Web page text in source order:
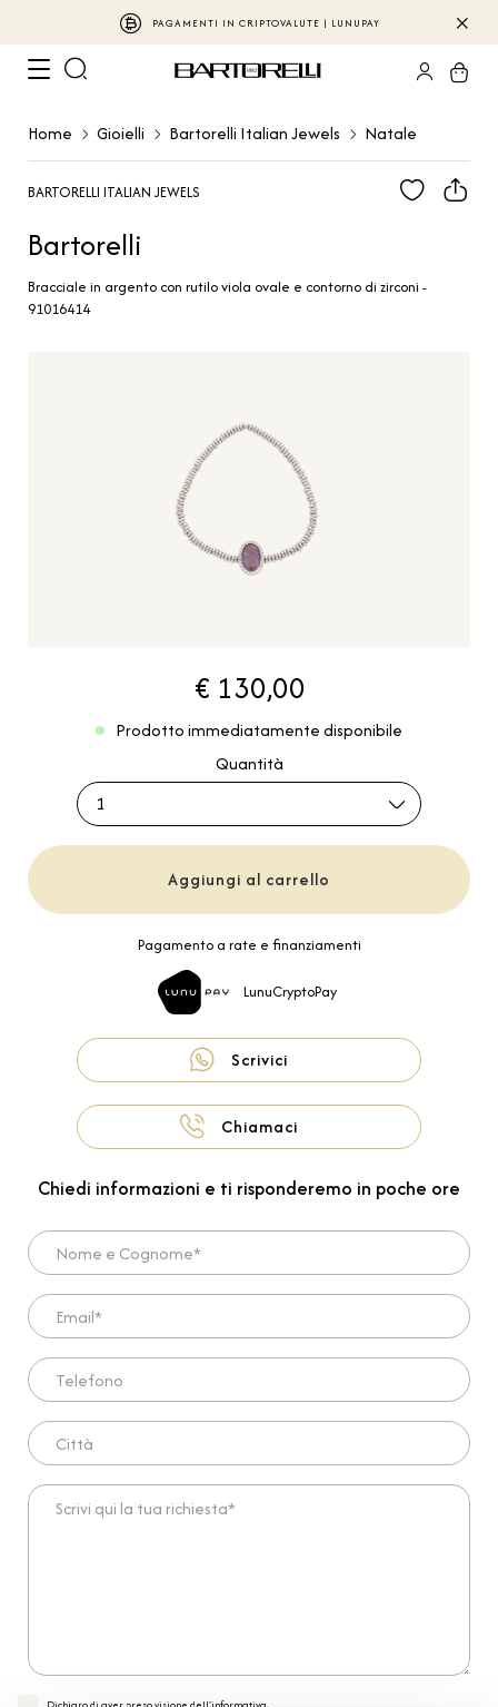
PAGAMENTI IN CRIPTOVALUTE | LUNUPAY
Home Gioielli Bartorelli Italian Jewels Natale
BARTORELLI ITALIAN JEWELS
Bartorelli
Bracciale in argento con rutilo viola ovale e contorno di zirconi -
91016414
€ 130,00
Prodotto immediatamente disponibile
Quantità
1
Aggiungi al carrello
Pagamento a rate e finanziamenti
LunuCryptoPay
Scrivici
Chiamaci
Chiedi informazioni e ti risponderemo in poche ore
Nome e Cognome*
Email*
Telefono
Città
Scrivi qui la tua richiesta*